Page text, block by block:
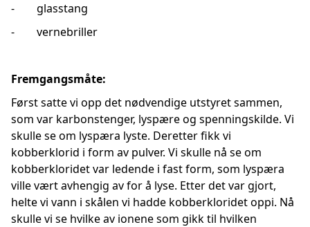
- glasstang
- vernebriller
Fremgangsmåte:
Først satte vi opp det nødvendige utstyret sammen,
som var karbonstenger, lyspære og spenningskilde. Vi
skulle se om lyspæra lyste. Deretter fikk vi
kobberklorid i form av pulver. Vi skulle nå se om
kobberkloridet var ledende i fast form, som lyspæra
ville vært avhengig av for å lyse. Etter det var gjort,
helte vi vann i skålen vi hadde kobberkloridet oppi. Nå
skulle vi se hvilke av ionene som gikk til hvilken